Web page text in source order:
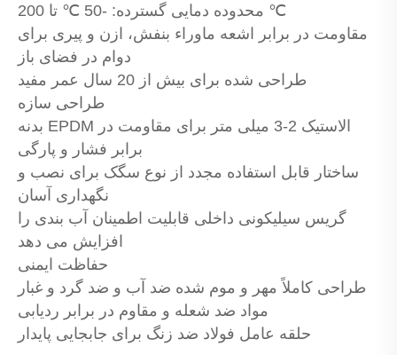
محدوده دمایی گسترده: -50 ℃ تا 200 ℃
مقاومت در برابر اشعه ماوراء بنفش، ازن و پیری برای
دوام در فضای باز
طراحی شده برای بیش از 20 سال عمر مفید
طراحی سازه
بدنه EPDM الاستیک 2-3 میلی متر برای مقاومت در
برابر فشار و پارگی
ساختار قابل استفاده مجدد از نوع سگک برای نصب و
نگهداری آسان
گریس سیلیکونی داخلی قابلیت اطمینان آب بندی را
افزایش می دهد
حفاظت ایمنی
طراحی کاملاً مهر و موم شده ضد آب و ضد گرد و غبار
مواد ضد شعله و مقاوم در برابر ردیابی
حلقه عامل فولاد ضد زنگ برای جابجایی پایدار